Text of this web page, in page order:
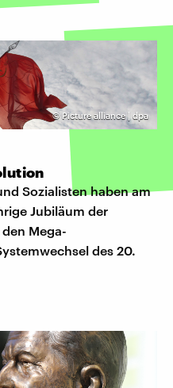
© Picture alliance | dpa
Sozialisten haben am
Jubiläum der
Mega-
des 20.